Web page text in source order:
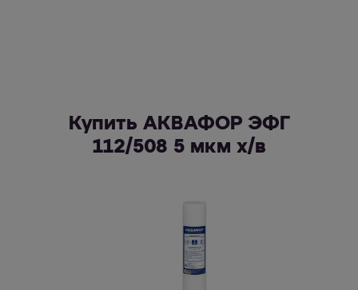
Купить АКВАФОР ЭФГ
112/508 5 мкм х/в